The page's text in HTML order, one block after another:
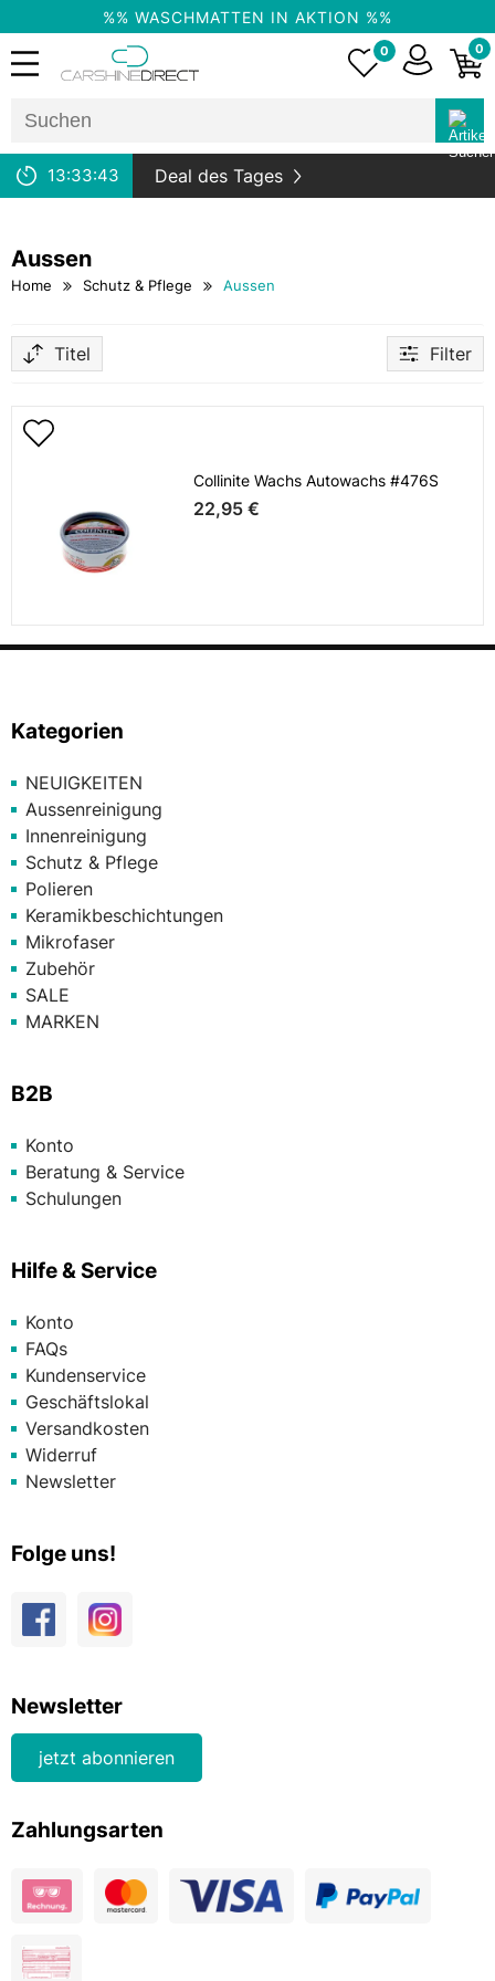
%% WASCHMATTEN IN AKTION %%
0 0
13:33:43 Deal des Tages
Aussen
Home Schutz & Pflege Aussen
Titel Filter
Collinite Wachs Autowachs #476S
22,95 €
Kategorien
NEUIGKEITEN
Aussenreinigung
Innenreinigung
Schutz & Pflege
Polieren
Keramikbeschichtungen
Mikrofaser
Zubehör
SALE
MARKEN
B2B
Konto
Beratung & Service
Schulungen
Hilfe & Service
Konto
FAQs
Kundenservice
Geschäftslokal
Versandkosten
Widerruf
Newsletter
Folge uns!
Newsletter
jetzt abonnieren
Zahlungsarten